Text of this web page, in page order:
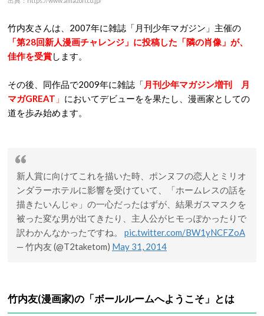
竹内友さんは、2007年に雑誌「月刊少年マガジン」主催の
「第28回新人漫画チャレンジ」に投稿した「隣の肖像」が、
佳作を受賞します。
その後、同作品で2009年に雑誌「 月刊少年マガジン増刊 月
マガGREAT 」 においてデビューをを果たし、漫画家としての
道を歩み始めます。
新人賞に向けてこれを描いた時、ポンヌフの恋人とミリオ
ンダラーホテルに影響を受けていて、「ホームレスの話を
描きたいんじゃ」の一心だったはずが、結果ガスマスクを
被った変な男が出てきたり、主人公がヒモっぽかったりで
訳わかんなかったですね。 pic.twitter.com/BW1yNCFZoA
— 竹内友 (@T2taketom) May 31, 2014
竹内友(漫画家)の「ボールルームへようこそ」とは